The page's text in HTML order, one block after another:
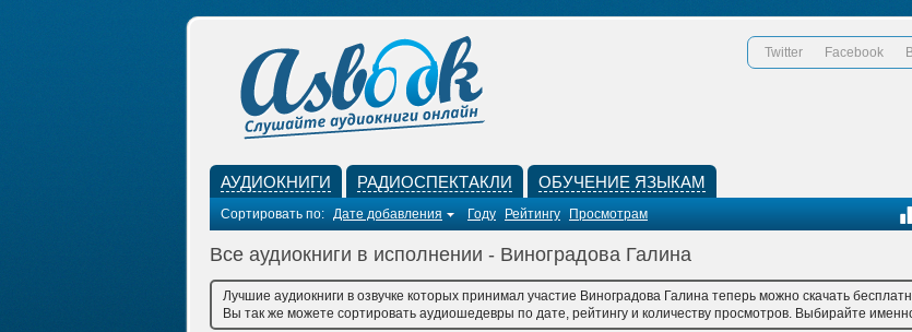
Twitter Facebook
АУДИОКНИГИ РАДИОСПЕКТАКЛИ ОБУЧЕНИЕ ЯЗЫКАМ
Сортировать по: Дате добавления Году Рейтингу Просмотрам
Все аудиокниги в исполнении - Виноградова Галина
Лучшие аудиокниги в озвучке которых принимал участие Виноградова Галина теперь можно скачать
Вы так же можете сортировать аудиошедевры по дате, рейтингу и количеству просмотров. Выбирайте